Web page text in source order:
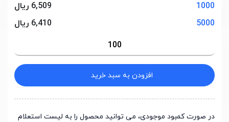
1000
6,509 ریال
5000
6,410 ریال
افزودن به سبد خرید
در صورت کمبود موجودی، می توانید محصول را به لیست استعلام